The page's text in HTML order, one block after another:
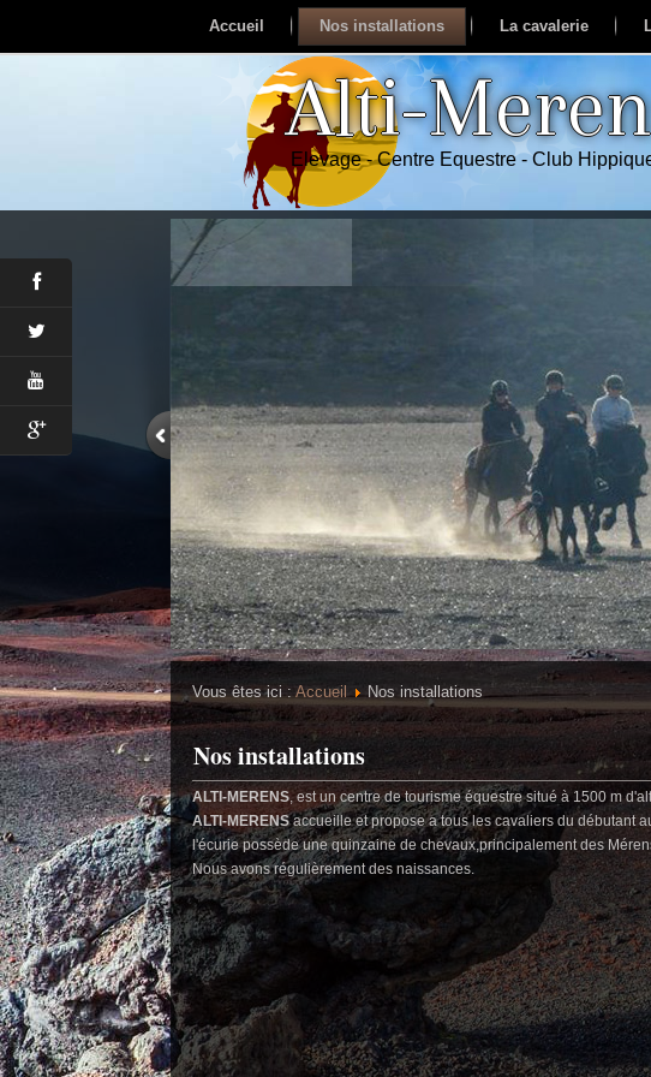
Alti-
Elevage - Centre Equestre - Club
Accueil Nos installations La cavalerie
Vous êtes ici : Accueil Nos installations
Nos installations
ALTI-MERENS, est un centre de tourisme équestre situé à 1500 m
ALTI-MERENSaccueille et propose a tous les cavaliers du débutant
l'écurie possède une quinzaine de chevaux,principalement des
Nous avons régulièrement des naissances.